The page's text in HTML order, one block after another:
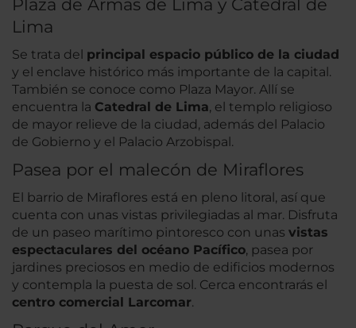
Plaza de Armas de Lima y Catedral de
Lima
Se trata del principal espacio público de la ciudad
y el enclave histórico más importante de la capital.
También se conoce como Plaza Mayor. Allí se
encuentra la Catedral de Lima, el templo religioso
de mayor relieve de la ciudad, además del Palacio
de Gobierno y el Palacio Arzobispal.
Pasea por el malecón de Miraflores
El barrio de Miraflores está en pleno litoral, así que
cuenta con unas vistas privilegiadas al mar. Disfruta
de un paseo marítimo pintoresco con unas vistas
espectaculares del océano Pacífico, pasea por
jardines preciosos en medio de edificios modernos
y contempla la puesta de sol. Cerca encontrarás el
centro comercial Larcomar.